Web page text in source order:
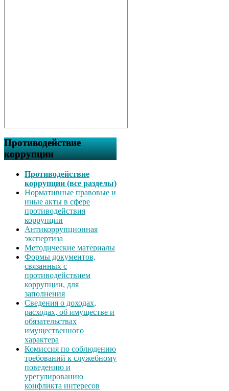
Противодействие
коррупции
Противодействие
коррупции (все разделы)
Нормативные правовые и
иные акты в сфере
противодействия
коррупции
Антикоррупционная
экспертиза
Методические материалы
Формы документов,
связанных с
противодействием
коррупции, для
заполнения
Сведения о доходах,
расходах, об имуществе и
обязательствах
имущественного
характера
Комиссия по соблюдению
требований к служебному
поведению и
урегулированию
конфликта интересов